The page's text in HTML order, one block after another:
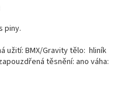
piny.
užití: BMX/Gravity tělo: hliník
těsnění: ano váha: